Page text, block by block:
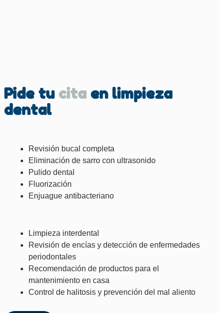
Pide tu cita en limpieza
dental
Revisión bucal completa
Eliminación de sarro con ultrasonido
Pulido dental
Fluorización
Enjuague antibacteriano
Limpieza interdental
Revisión de encías y detección de enfermedades
periodontales
Recomendación de productos para el
mantenimiento en casa
Control de halitosis y prevención del mal aliento